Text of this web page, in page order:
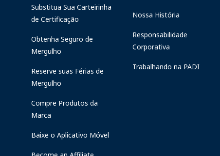
Substitua Sua Carteirinha
de Certificação
Obtenha Seguro de
Mergulho
Reserve suas Férias de
Mergulho
Compre Produtos da
Marca
Baixe o Aplicativo Móvel
Nossa História
Responsabilidade
Corporativa
Trabalhando na PADI